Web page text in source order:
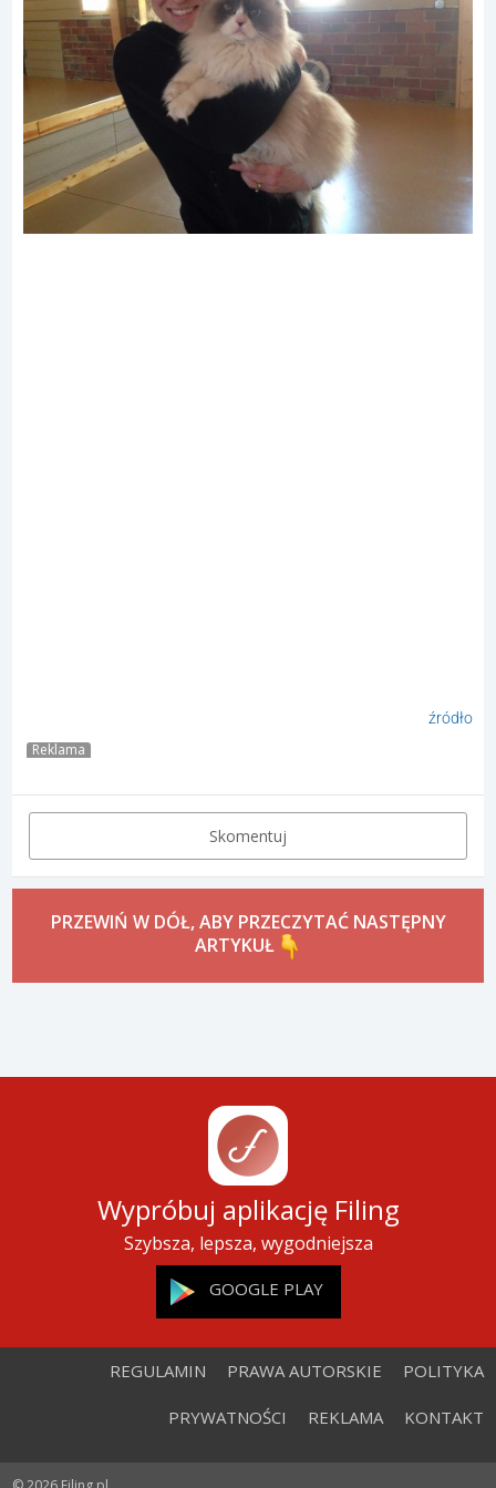
źródło
Reklama
Skomentuj
PRZEWIŃ W DÓŁ, ABY PRZECZYTAĆ NASTĘPNY
ARTYKUŁ
Wypróbuj aplikację Filing
Szybsza, lepsza, wygodniejsza
GOOGLE PLAY
REGULAMIN PRAWA AUTORSKIE POLITYKA
PRYWATNOŚCI REKLAMA KONTAKT